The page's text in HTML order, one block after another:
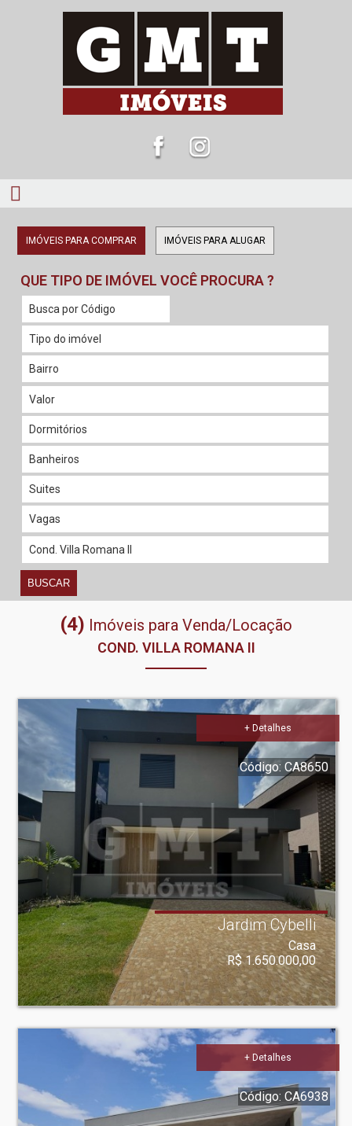
IMÓVEIS PARA COMPRAR IMÓVEIS PARA ALUGAR
QUE TIPO DE IMÓVEL VOCÊ PROCURA ?
BUSCAR
(4) Imóveis para Venda/Locação
COND. VILLA ROMANA II
+ Detalhes
Código: CA8650
Jardim Cybelli
Casa
R$ 1.650.000,00
+ Detalhes
Código: CA6938